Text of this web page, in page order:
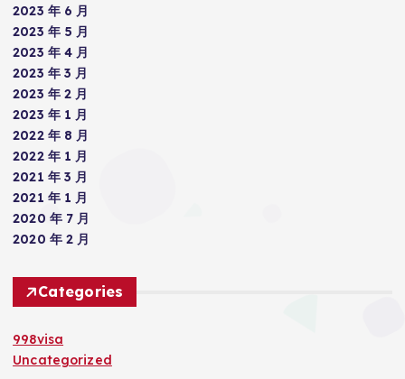
2023 年 6 月
2023 年 5 月
2023 年 4 月
2023 年 3 月
2023 年 2 月
2023 年 1 月
2022 年 8 月
2022 年 1 月
2021 年 3 月
2021 年 1 月
2020 年 7 月
2020 年 2 月
Categories
998visa
Uncategorized